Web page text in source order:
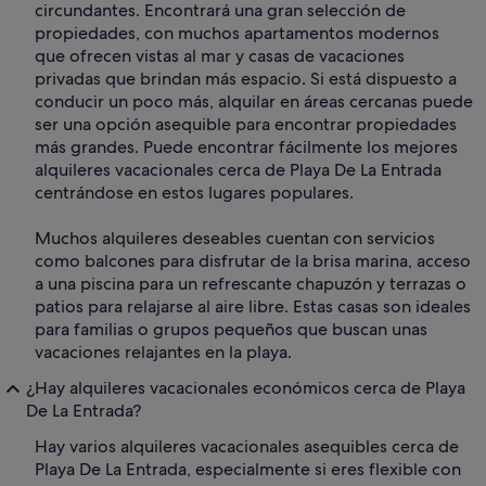
circundantes. Encontrará una gran selección de
propiedades, con muchos apartamentos modernos
que ofrecen vistas al mar y casas de vacaciones
privadas que brindan más espacio. Si está dispuesto a
conducir un poco más, alquilar en áreas cercanas puede
ser una opción asequible para encontrar propiedades
más grandes. Puede encontrar fácilmente los mejores
alquileres vacacionales cerca de Playa De La Entrada
centrándose en estos lugares populares.
Muchos alquileres deseables cuentan con servicios
como balcones para disfrutar de la brisa marina, acceso
a una piscina para un refrescante chapuzón y terrazas o
patios para relajarse al aire libre. Estas casas son ideales
para familias o grupos pequeños que buscan unas
vacaciones relajantes en la playa.
¿Hay alquileres vacacionales económicos cerca de Playa
De La Entrada?
Hay varios alquileres vacacionales asequibles cerca de
Playa De La Entrada, especialmente si eres flexible con